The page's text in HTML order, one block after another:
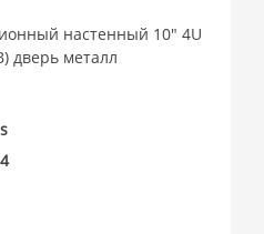
настенный 10" 4U
дверь металл
4